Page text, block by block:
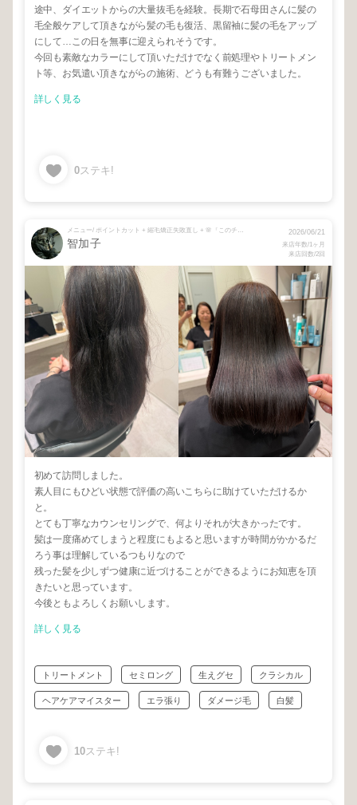
途中、ダイエットからの大量抜毛を経験。長期で石母田さんに髪の
毛全般ケアして頂きながら髪の毛も復活、黒留袖に髪の毛をアップ
にして…この日を無事に迎えられそうです。
今回も素敵なカラーにして頂いただけでなく前処理やトリートメン
ト等、お気遣い頂きながらの施術、どうも有難うございました。
詳しく見る
0ステキ!
メニュー/ ポイントカット + 縮毛矯正失敗直し + 🌸『このチームが』はじめての方は必ずご選択下さい🌸 + ⚠️シャンプーブローをお選びください🙇
智加子
2026/06/21
来店年数/1ヶ月
来店回数/2回
初めて訪問しました。
素人目にもひどい状態で評価の高いこちらに助けていただけるか
と。
とても丁寧なカウンセリングで、何よりそれが大きかったです。
髪は一度痛めてしまうと程度にもよると思いますが時間がかかるだ
ろう事は理解しているつもりなので
残った髪を少しずつ健康に近づけることができるようにお知恵を頂
きたいと思っています。
今後ともよろしくお願いします。
詳しく見る
トリートメント セミロング 生えグセ クラシカル
ヘアケアマイスター エラ張り ダメージ毛 白髪
10ステキ!